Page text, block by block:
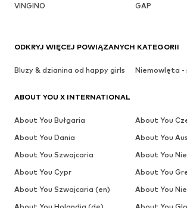
VINGINO
GAP
ODKRYJ WIĘCEJ POWIĄZANYCH KATEGORII
Bluzy & dzianina od happy girls Niemowlęta -
ABOUT YOU X INTERNATIONAL
About You Bułgaria
About You
About You Dania
About You
About You Szwajcaria
About You
About You Cypr
About You
About You Szwajcaria (en)
About You